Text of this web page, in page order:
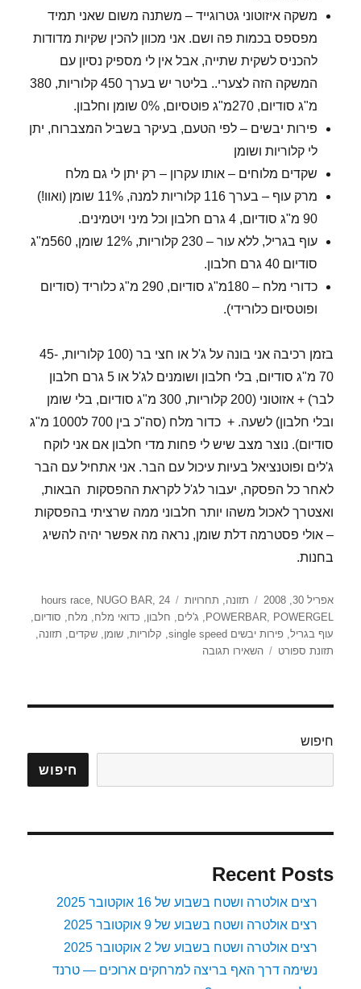
משקה איזוטוני גטרוגייד – משתנה משום שאני תמיד
מפספס בכמות פה ושם. אני מכוון להכין שקיות מדודות
להכניס לשקית שתייה, אבל אין לי מספיק נסיון עם
המשקה הזה לצערי.. בליטר יש בערך 450 קלוריות, 380
מ"ג סודיום, 270מ"ג פוטסיום, 0% שומן וחלבון.
פירות יבשים – לפי הטעם, בעיקר בשביל המצברוח, יתן
לי קלוריות ושומן
שקדים מלוחים – אותו עקרון – רק יתן לי גם מלח
מרק עוף – בערך 116 קלוריות למנה, 11% שומן (ואוו!)
90 מ"ג סודיום, 4 גרם חלבון וכל מיני ויטמינים.
עוף בגריל, ללא עור – 230 קלוריות, 12% שומן, 560מ"ג
סודיום 40 גרם חלבון.
כדורי מלח – 180מ"ג סודיום, 290 מ"ג כלוריד (סודיום
ופוטסיום כלורידי).
בזמן רכיבה אני בונה על ג'ל או חצי בר (100 קלוריות, 45-
70 מ"ג סודיום, בלי חלבון ושומנים לג'ל או 5 גרם חלבון
לבר) + אזוטוני (200 קלוריות, 300 מ"ג סודיום, בלי שומן
ובלי חלבון) לשעה. + כדור מלח (סה"כ בין 700 ל1000 מ"ג
סודיום). נוצר מצב שיש לי פחות מדי חלבון אם אני לוקח
ג'לים ופוטנציאל בעיות עיכול עם הבר. אני אתחיל עם הבר
לאחר כל הפסקה, יעבור לג'ל לקראת ההפסקות הבאות,
ואצטרך לאכול משהו יותר חלבוני ממה שרציתי בהפסקות
– אולי פסטרמה דלת שומן, נראה מה אפשר יהיה להשיג
בחנות.
פורסם
בתאריך
אפריל 30, 2008 קטגוריות
תזונה, תחרויות תגיות
24 hours race
, NUGO BAR,
POWERBAR, POWERGEL
, ג'לים, חלבון, כדואי מלח, מלח, סודיום,
עוף בגריל,פירות יבשים single speed , קלוריות,שומן,שקדים, תזונה,
תזונת ספורט
השאירו תגובה
חיפוש
חיפוש
Recent Posts
רצים אולטרה ושטח בשבוע של 16 אוקטובר 2025
רצים אולטרה ושטח בשבוע של 9 אוקטובר 2025
רצים אולטרה ושטח בשבוע של 2 אוקטובר 2025
נשימה דרך האף בריצה למרחקים ארוכים — טרנד